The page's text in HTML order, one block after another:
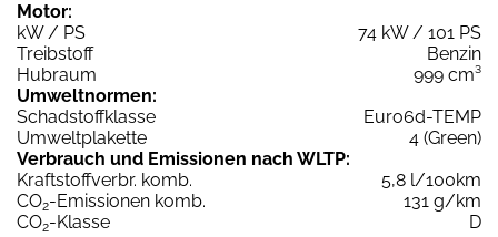
Motor:
kW / PS
74 kW / 101 PS
Treibstoff
Benzin
Hubraum
999 cm³
Umweltnormen:
Schadstoffklasse
Euro6d-TEMP
Umweltplakette
4 (Green)
Verbrauch und Emissionen nach WLTP:
Kraftstoffverbr. komb.
5,8 l/100km
CO2-Emissionen komb.
131 g/km
CO2-Klasse
D